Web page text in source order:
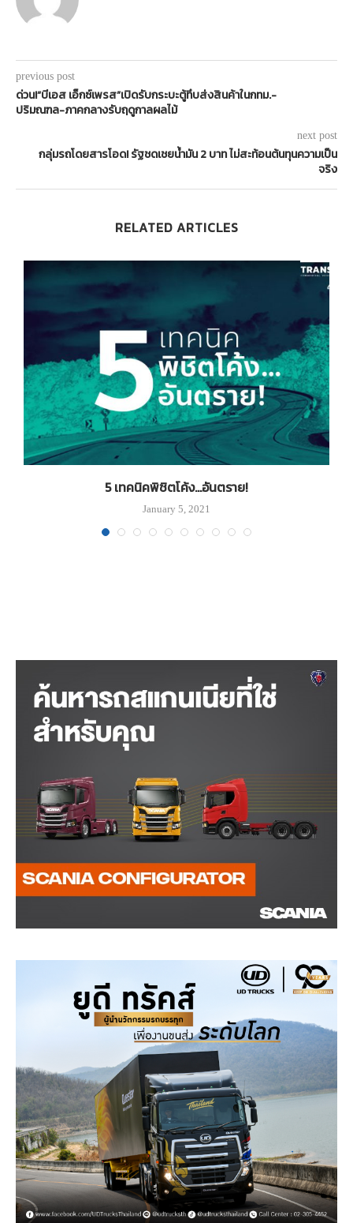
previous post
ด่วน!“บีเอส เอ็กซ์เพรส”เปิดรับกระบะตู้ทึบส่งสินค้าในกทม.-
ปริมณฑล-ภาคกลางรับฤดูกาลผลไม้
next post
กลุ่มรถโดยสารโอด! รัฐชดเชยน้ำมัน 2 บาท ไม่สะท้อนต้นทุนความเป็น
จริง
RELATED ARTICLES
5 เทคนิคพิชิตโค้ง…อันตราย!
January 5, 2021